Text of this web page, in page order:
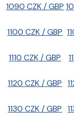
1090 CZK / GBP
1100 CZK / GBP
1110 CZK / GBP
1120 CZK / GBP
1130 CZK / GBP